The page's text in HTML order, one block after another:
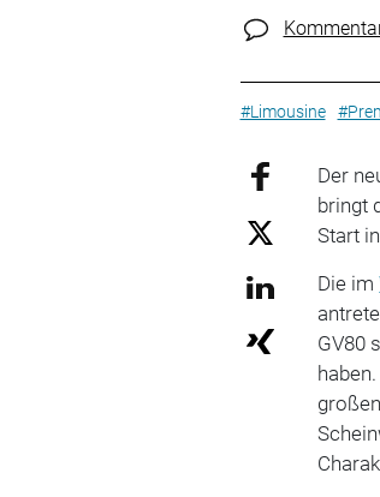
#Limousine
Der
bringt
Start in
Die im
GV80
haben.